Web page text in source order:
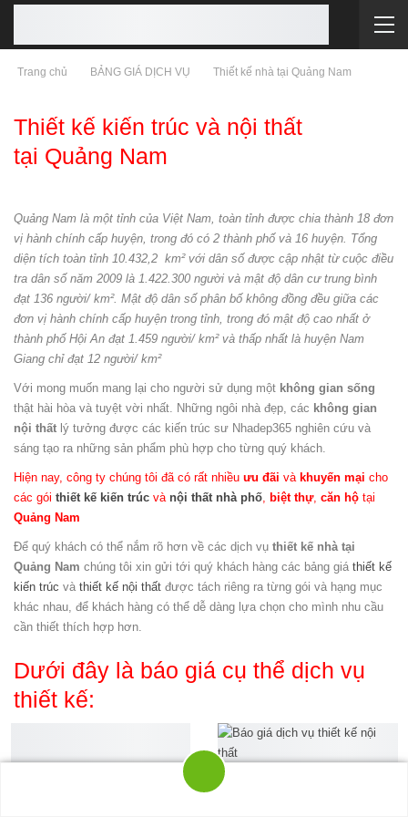
Trang chủ BẢNG GIÁ DỊCH VỤ Thiết kế nhà tại Quảng Nam
Thiết kế kiến trúc và nội thất
tại Quảng Nam
Quảng Nam là một tỉnh của Việt Nam, toàn tỉnh được chia thành 18 đơn
vị hành chính cấp huyện, trong đó có 2 thành phố và 16 huyện. Tổng
diện tích toàn tỉnh 10.432,2 km² với dân số được cập nhật từ cuộc điều
tra dân số năm 2009 là 1.422.300 người và mật độ dân cư trung bình
đạt 136 người/ km². Mật độ dân số phân bố không đồng đều giữa các
đơn vị hành chính cấp huyện trong tỉnh, trong đó mật độ cao nhất ở
thành phố Hội An đạt 1.459 người/ km² và thấp nhất là huyện Nam
Giang chỉ đạt 12 người/ km²
Với mong muốn mang lại cho người sử dụng một không gian sống
thật hài hòa và tuyệt vời nhất. Những ngôi nhà đẹp, các không gian
nội thất lý tưởng được các kiến trúc sư Nhadep365 nghiên cứu và
sáng tạo ra những sản phẩm phù hợp cho từng quý khách.
Hiện nay, công ty chúng tôi đã có rất nhiều ưu đãi và khuyến mại cho
các gói thiết kế kiến trúc và nội thất nhà phố, biệt thự, căn hộ tại
Quảng Nam
Để quý khách có thể nắm rõ hơn về các dịch vụ thiết kế nhà tại
Quảng Nam chúng tôi xin gửi tới quý khách hàng các bảng giá thiết kế
kiến trúc và thiết kế nội thất được tách riêng ra từng gói và hạng mục
khác nhau, để khách hàng có thể dễ dàng lựa chọn cho mình nhu cầu
cần thiết thích hợp hơn.
Dưới đây là báo giá cụ thể dịch vụ
thiết kế: